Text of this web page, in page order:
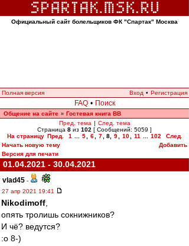
Официальный сайт болельщиков ФК "Спартак" Москва
Полная версия Вход • Регистрация
FAQ • Поиск
Общение на сайте » Гостевая книга ВВ
Пред. тема | След. тема
Страница 8 из 102 [ Сообщений: 5059 ]
На страницу Пред. 1 5 6 7 8, 9 10 11 102
След.
Начать новую тему
Добавить
Версия для печати
01.04.2021 - 30.04.2021
vlad45 -
27 апр 2021 19:41
Nikodimoff
опять тролишь сокнижников?
И чё? ведутся?
:o 8-)